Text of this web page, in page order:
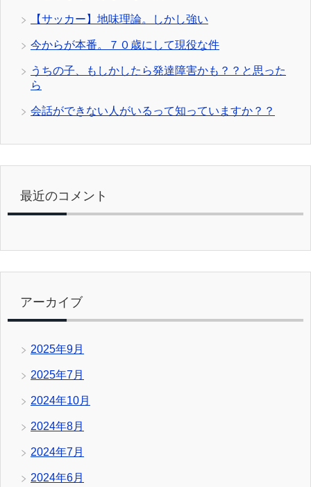
【サッカー】地味理論。しかし強い
今からが本番。７０歳にして現役な件
うちの子、もしかしたら発達障害かも？？と思った
ら
会話ができない人がいるって知っていますか？？
最近のコメント
アーカイブ
2025年9月
2025年7月
2024年10月
2024年8月
2024年7月
2024年6月